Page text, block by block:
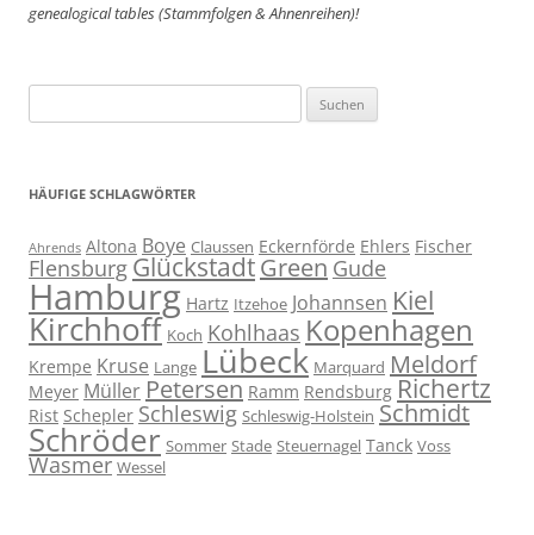
genealogical tables (Stammfolgen & Ahnenreihen)!
nach:
HÄUFIGE SCHLAGWÖRTER
Ahrends Altona Boye Claussen Eckernförde Ehlers Fischer
Flensburg GlückstadtGreen Gude
Hamburg Hartz Itzehoe Johannsen Kiel
Kirchhoff Koch Kohlhaas Kopenhagen
Krempe Kruse Lange Lübeck Marquard Meldorf
Meyer Müller Petersen Ramm Rendsburg Richertz
Rist Schepler Schleswig Schleswig-Holstein Schmidt
Schröder Sommer Stade Steuernagel Tanck Voss
Wasmer Wessel